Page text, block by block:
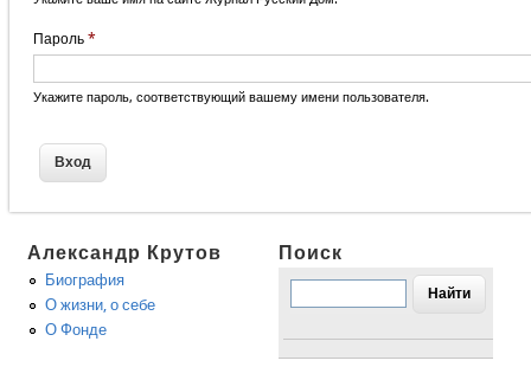
Пароль *
Укажите пароль, соответствующий вашему имени пользователя.
Александр Крутов
Биография
О жизни, о себе
О Фонде
Поиск